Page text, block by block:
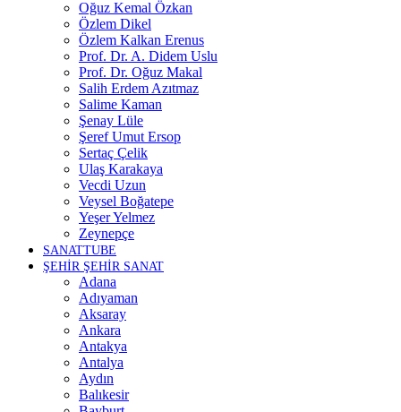
Oğuz Kemal Özkan
Özlem Dikel
Özlem Kalkan Erenus
Prof. Dr. A. Didem Uslu
Prof. Dr. Oğuz Makal
Salih Erdem Azıtmaz
Salime Kaman
Şenay Lüle
Şeref Umut Ersop
Sertaç Çelik
Ulaş Karakaya
Vecdi Uzun
Veysel Boğatepe
Yeşer Yelmez
Zeynepçe
SANATTUBE
ŞEHİR ŞEHİR SANAT
Adana
Adıyaman
Aksaray
Ankara
Antakya
Antalya
Aydın
Balıkesir